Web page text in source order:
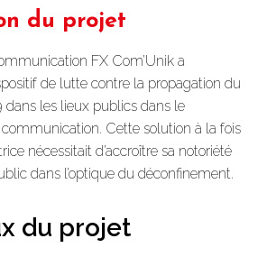
du projet
FX Com’Unik a
de lutte contre la propagation du
les lieux publics dans le
Cette solution à la fois
nécessitait d’accroître sa notoriété
dans l’optique du déconfinement.
du projet